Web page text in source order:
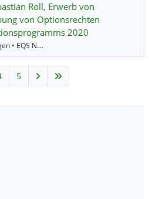
Roll, Erwerb von
von Optionsrechten
2020
13.10.2025 13:30 Uhr • Meldungen • EQS News •
5